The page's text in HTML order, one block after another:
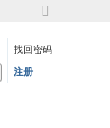
到
找回密码
注册